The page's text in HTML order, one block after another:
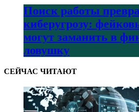
Поиск работы
киберугрозу:
могут заманить в
ловушку
СЕЙЧАС ЧИТАЮТ